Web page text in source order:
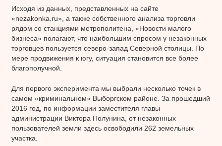
Исходя из данных, представленных на сайте
«nezakonka.ru», а также собственного анализа торговли
рядом со станциями метрополитена, «Новости малого
бизнеса» полагают, что наибольшим спросом у незаконных
торговцев пользуется северо-запад Северной столицы. По
мере продвижения к югу, ситуация становится все более
благополучной.
Для первого эксперимента мы выбрали несколько точек в
самом «криминальном» Выборгском районе. За прошедший
2016 год, по информации заместителя главы
администрации Виктора Полунина, от незаконных
пользователей земли здесь освободили 262 земельных
участка.